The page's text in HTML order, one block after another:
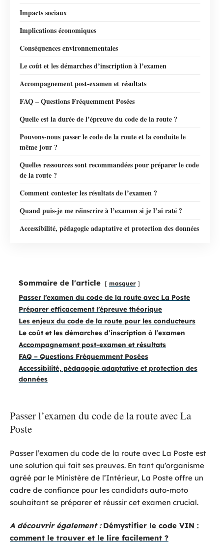
Impacts sociaux
Implications économiques
Conséquences environnementales
Le coût et les démarches d’inscription à l’examen
Accompagnement post-examen et résultats
FAQ – Questions Fréquemment Posées
Quelle est la durée de l’épreuve du code de la route ?
Pouvons-nous passer le code de la route et la conduite le
même jour ?
Quelles ressources sont recommandées pour préparer le code
de la route ?
Comment contester les résultats de l’examen ?
Quand puis-je me réinscrire à l’examen si je l’ai raté ?
Accessibilité, pédagogie adaptative et protection des données
Sommaire de l'article masquer
Passer l’examen du code de la route avec La Poste
Préparer efficacement l’épreuve théorique
Les enjeux du code de la route pour les conducteurs
Le coût et les démarches d’inscription à l’examen
Accompagnement post-examen et résultats
FAQ – Questions Fréquemment Posées
Accessibilité, pédagogie adaptative et protection des
données
Passer l’examen du code de la route avec La
Poste
Passer l’examen du code de la route avec La Poste est
une solution qui fait ses preuves. En tant qu’organisme
agréé par le Ministère de l’Intérieur, La Poste offre un
cadre de confiance pour les candidats auto-moto
souhaitant se préparer et réussir cet examen crucial.
A découvrir également : Démystifier le code VIN :
comment le trouver et le lire facilement ?